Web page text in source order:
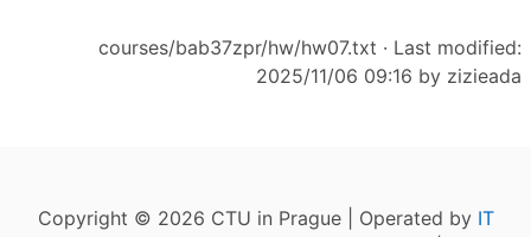
courses/bab37zpr/hw/hw07.txt · Last modified:
2025/11/06 09:16 by zizieada
Copyright © 2026 CTU in Prague | Operated by IT